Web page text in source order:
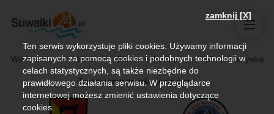
Wiadomości Sport Biznes, rolnictwo Kultura i rozrywka
Zapraszamy na relację na żywo
zamknij [X]
Ten serwis wykorzystuje pliki cookies. Używamy informacji
zapisanych za pomocą cookies i podobnych technologii w
celach statystycznych, są także niezbędne do
prawidłowego działania serwisu. W przeglądarce
internetowej możesz zmienić ustawienia dotyczące
cookies.